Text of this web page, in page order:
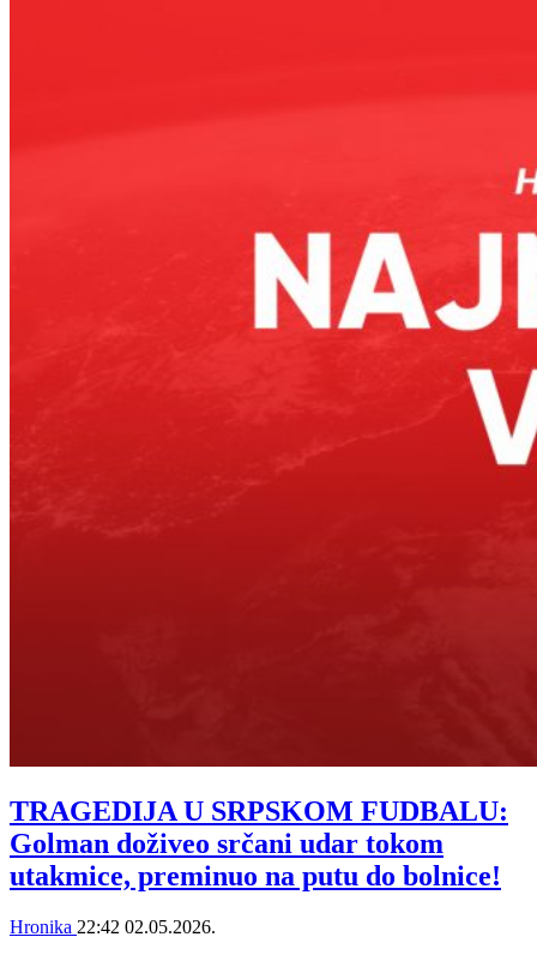
TRAGEDIJA U SRPSKOM FUDBALU:
Golman doživeo srčani udar tokom
utakmice, preminuo na putu do bolnice!
Hronika 22:42 02.05.2026.